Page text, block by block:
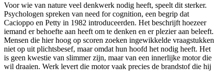
Voor wie van nature veel denkwerk nodig heeft, speelt dit sterker.
Psychologen spreken van need for cognition, een begrip dat
Cacioppo en Petty in 1982 introduceerden. Het beschrijft hoezeer
iemand er behoefte aan heeft om te denken en er plezier aan beleeft.
Mensen die hier hoog op scoren zoeken ingewikkelde vraagstukken
niet op uit plichtsbesef, maar omdat hun hoofd het nodig heeft. Het
is geen kwestie van slimmer zijn, maar van een innerlijke motor die
wil draaien. Werk levert die motor vaak precies de brandstof die hij